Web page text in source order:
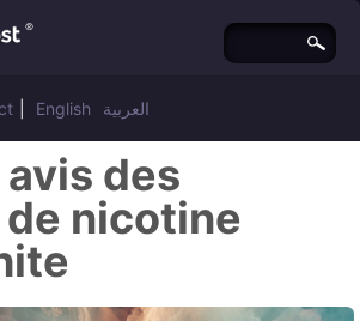
English العربية
des
nicotine